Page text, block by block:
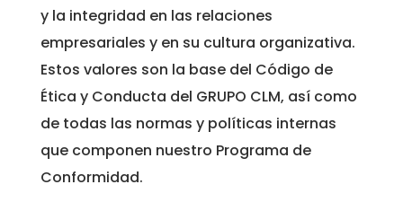
y la integridad en las relaciones
empresariales y en su cultura organizativa.
Estos valores son la base del Código de
Ética y Conducta del GRUPO CLM, así como
de todas las normas y políticas internas
que componen nuestro Programa de
Conformidad.